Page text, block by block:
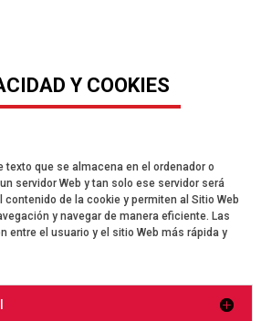
Y COOKIES
texto que se almacena en el ordenador o
servidor Web y tan solo ese servidor será
de la cookie y permiten al Sitio Web
y navegar de manera eficiente. Las
entre el usuario y el sitio Web más rápida y